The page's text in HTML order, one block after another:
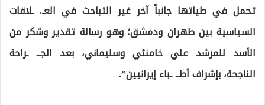
تحمل في طياتها جانباً آخر غير التباحث في العـ. ـلاقات
السياسية بين طهران ودمشق؛ وهو رسالة تقدير وشكر من
الأسد للمرشد علي خامنئي وسليماني، بعد الجـ. ـراحة
الناجحة، بإشراف أطـ. ـباء إيرانيين”.